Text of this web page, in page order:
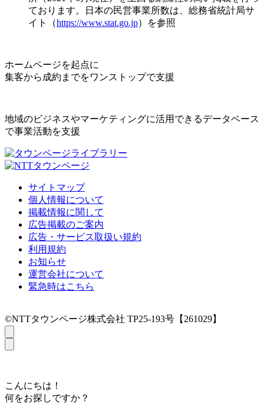
ております。日本の民営事業所数は、総務省統計局サ
イト（https://www.stat.go.jp）を参照
ホームページを起点に
集客から成約までをワンストップで支援
地域のビジネスやマーケティングに活用できるデータベース
で事業活動を支援
サイトマップ
個人情報について
掲載情報に関して
広告掲載のご案内
広告・サービス取扱い規約
利用規約
お知らせ
運営会社について
緊急時はこちら
©NTTタウンページ株式会社 TP25-193号【261029】
こんにちは！
何をお探しですか？